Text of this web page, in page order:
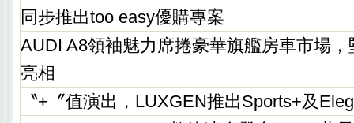
同步推出too easy優購專案
AUDI A8領袖魅力席捲豪華旗艦房車市場
亮相
〝+〞值演出，LUXGEN推出Sports+及